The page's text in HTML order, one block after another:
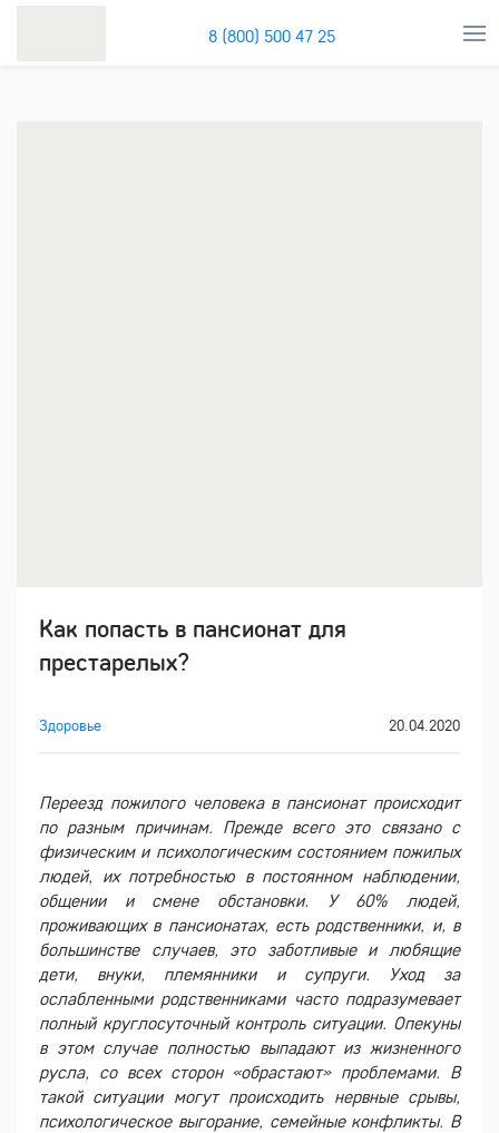
8 (800) 500 47 25
Как попасть в пансионат для
престарелых?
Здоровье 20.04.2020
Переезд пожилого человека в пансионат происходит
по разным причинам. Прежде всего это связано с
физическим и психологическим состоянием пожилых
людей, их потребностью в постоянном наблюдении,
общении и смене обстановки. У 60% людей,
проживающих в пансионатах, есть родственники, и, в
большинстве случаев, это заботливые и любящие
дети, внуки, племянники и супруги. Уход за
ослабленными родственниками часто подразумевает
полный круглосуточный контроль ситуации. Опекуны
в этом случае полностью выпадают из жизненного
русла, со всех сторон «обрастают» проблемами. В
такой ситуации могут происходить нервные срывы,
психологическое выгорание, семейные конфликты. В